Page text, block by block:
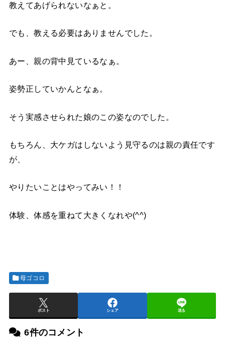
教えてあげられないなぁと。
でも、教える必要はありませんでした。
あー、親の背中見ているなぁ。
姿勢正していかんとなぁ。
そう実感させられた娘のこの姿なのでした。
もちろん、大ケガはしないよう見守るのは親の責任です
が、
やりたいことはやってみい！！
体験、体感を重ねて大きくなれや(^^)
母ゴコロ
ポスト シェア 送る
6件のコメント